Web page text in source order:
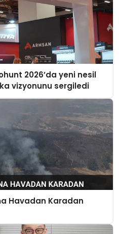
2026’da yeni nesil
vizyonunu sergiledi
Havadan Karadan